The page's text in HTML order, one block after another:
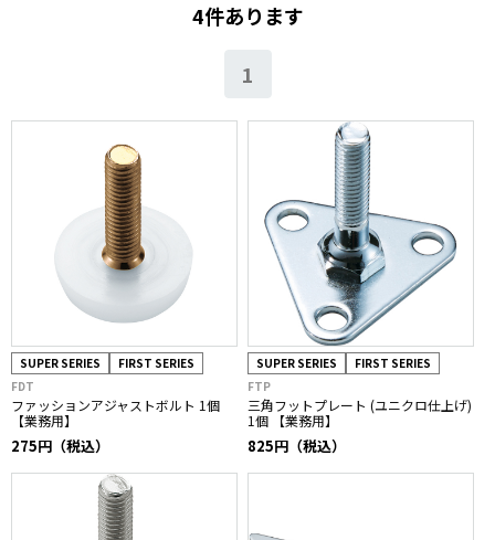
4件あります
1
SUPER SERIES
FIRST SERIES
FDT
ファッションアジャストボルト 1個
【業務用】
275円（税込）
SUPER SERIES
FIRST SERIES
FTP
三角フットプレート (ユニクロ仕上げ)
1個 【業務用】
825円（税込）